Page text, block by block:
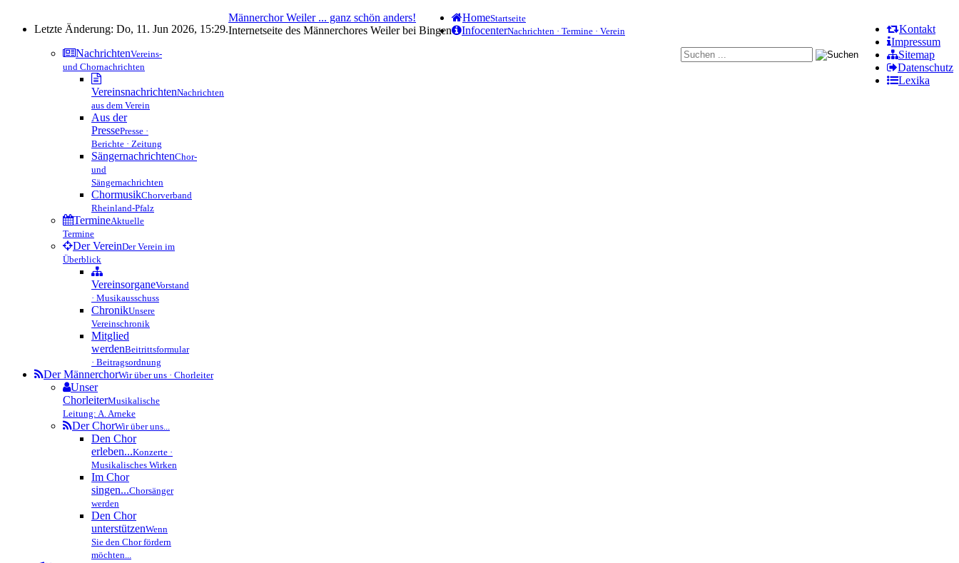
Letzte Änderung: Do, 11. Jun 2026, 15:29.
Kontakt
Impressum
Sitemap
Datenschutz
Lexika
Männerchor Weiler ... ganz schön anders!
Internetseite des Männerchores Weiler bei Bingen
HomeStartseite
InfocenterNachrichten · Termine · Verein
NachrichtenVereins-
und Chornachrichten
VereinsnachrichtenNachrichten
aus dem Verein
Aus der
PressePresse ·
Berichte · Zeitung
SängernachrichtenChor-
und
Sängernachrichten
ChormusikChorverband
Rheinland-Pfalz
TermineAktuelle
Termine
Der VereinDer Verein im
Überblick
VereinsorganeVorstand
· Musikausschuss
ChronikUnsere
Vereinschronik
Mitglied
werdenBeitrittsformular
· Beitragsordnung
Der MännerchorWir über uns · Chorleiter
Unser
ChorleiterMusikalische
Leitung: A. Arneke
Der ChorWir über uns...
Den Chor
erleben...Konzerte ·
Musikalisches Wirken
Im Chor
singen...Chorsänger
werden
Den Chor
unterstützenWenn
Sie den Chor fördern
möchten...